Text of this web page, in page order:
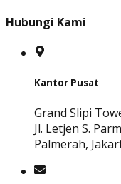
Hubungi Kami
Kantor Pusat
Grand Slipi
Jl. Letjen S.
Palmerah,